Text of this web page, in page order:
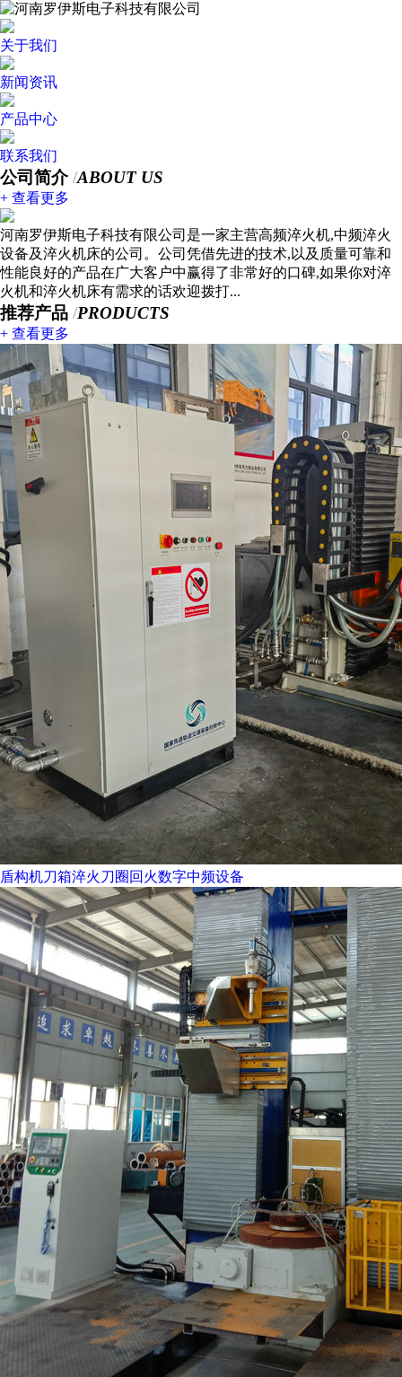
关于我们
新闻资讯
产品中心
联系我们
公司简介/ABOUT US
+ 查看更多
河南罗伊斯电子科技有限公司是一家主营高频淬火机,中频淬火
设备及淬火机床的公司。公司凭借先进的技术,以及质量可靠和
性能良好的产品在广大客户中赢得了非常好的口碑,如果你对淬
火机和淬火机床有需求的话欢迎拨打...
推荐产品 /PRODUCTS
+ 查看更多
盾构机刀箱淬火刀圈回火数字中频设备